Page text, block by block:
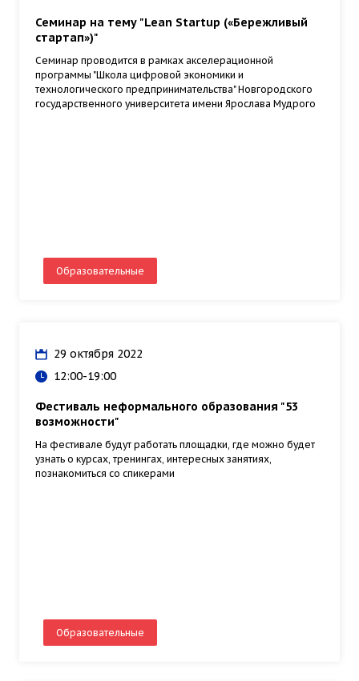
Семинар на тему "Lean Startup («Бережливый
стартап»)"
Семинар проводится в рамках акселерационной
программы "Школа цифровой экономики и
технологического предпринимательства" Новгородского
государственного университета имени Ярослава Мудрого
Образовательные
29 октября 2022
12:00-19:00
Фестиваль неформального образования "53
возможности"
На фестивале будут работать площадки, где можно будет
узнать о курсах, тренингах, интересных занятиях,
познакомиться со спикерами
Образовательные